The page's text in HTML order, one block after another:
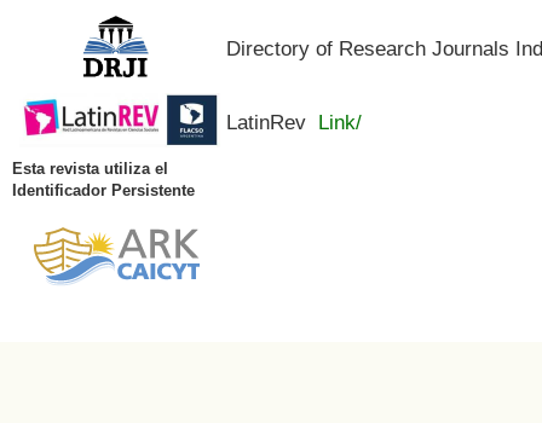
Directory of Research Journals
LatinRev Link/
Esta revista utiliza el
Identificador Persistente